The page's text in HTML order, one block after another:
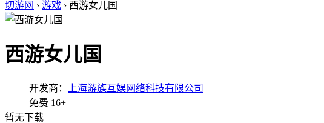
切游网 › 游戏 › 西游女儿国
西游女儿国
开发商：
上海游族互娱网络科技有限公司
免费 16+
暂无下载